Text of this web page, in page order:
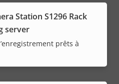
Station S1296 Rack
server
prêts à